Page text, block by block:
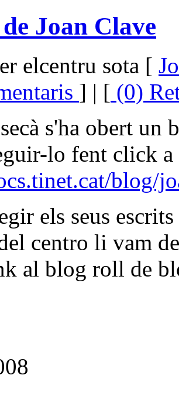
Joan Clave
elcentru sota [
] | [ (0)
s'ha obert
lo fent click
blog/
els seus
centro li vam
al blog roll de